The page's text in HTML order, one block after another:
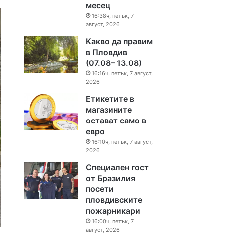
месец
16:38ч, петък, 7
август, 2026
Какво да правим
в Пловдив
(07.08– 13.08)
16:16ч, петък, 7 август,
2026
Етикетите в
магазините
остават само в
евро
16:10ч, петък, 7 август,
2026
Специален гост
от Бразилия
посети
пловдивските
пожарникари
16:00ч, петък, 7
август, 2026